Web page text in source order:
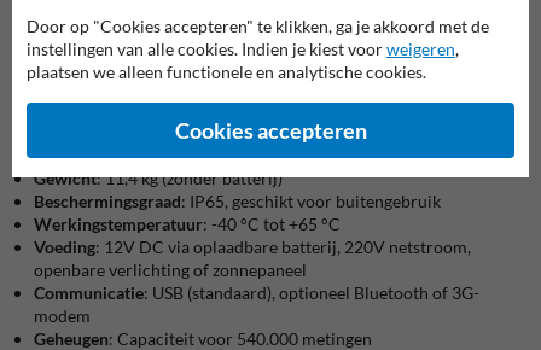
verkeersstudies of rapportages.
Gebruiksvriendelijke software:Eenvoudig instellen en beheren
van de display-instellingen en data.
Technische specificaties
Afmetingen behuizing:775 x 665 x 140 mm (H x B x D)
Gewicht:11,4 kg (zonder batterij)
Beschermingsgraad: IP65, geschikt voor buitengebruik
Werkingstemperatuur: -40 °C tot +65 °C
Voeding: 12V DC via oplaadbare batterij, 220V netstroom,
openbare verlichting of zonnepaneel
Communicatie: USB (standaard), optioneel Bluetooth of 3G-
modem
Geheugen: Capaciteit voor 540.000 metingen
Door op "Cookies accepteren" te klikken, ga je akkoord met de
instellingen van alle cookies. Indien je kiest voorweigeren,
plaatsen we alleen functionele en analytische cookies.
Cookies accepteren